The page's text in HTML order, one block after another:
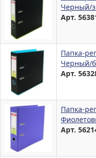
Черный/
Арт.
Папка-
Черный/
Арт.
Папка-
Арт.